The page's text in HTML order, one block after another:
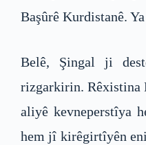
Başûrê Kurdistanê.
Belê, Şingal ji
rizgarkirin. Rêxistina
aliyê kevneperstîya
hem jî kirêgirtîyên